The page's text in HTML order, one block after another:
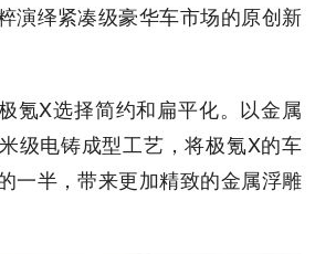
演绎紧凑级豪华车市场的原创新
氪X选择简约和扁平化。以金属
级电铸成型工艺，将极氪X的车
一半，带来更加精致的金属浮雕